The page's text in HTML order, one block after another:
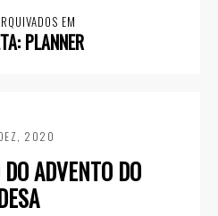
EM
PLANNER
2020
ADVENTO DO